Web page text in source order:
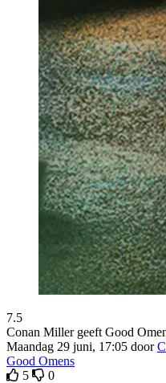
7.5
Conan Miller geeft Good
Maandag 29 juni, 17:05 door
Good Omens
5
0